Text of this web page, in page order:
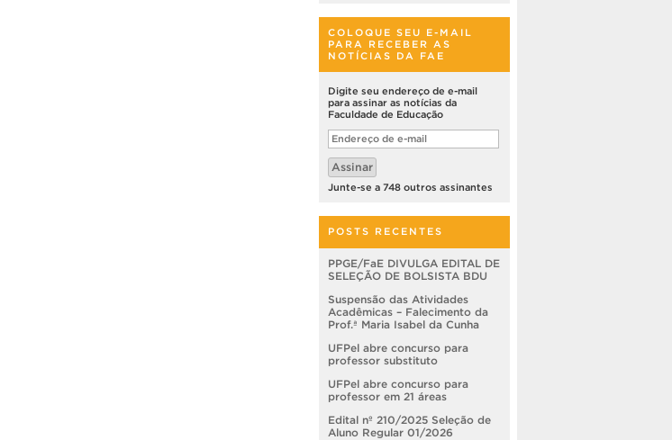
COLOQUE SEU E-MAIL
PARA RECEBER AS
NOTÍCIAS DA FAE
Digite seu endereço de e-mail
para assinar as notícias da
Faculdade de Educação
Endereço
de
e-
mail
Assinar
Junte-se a 748 outros assinantes
POSTS RECENTES
PPGE/FaE DIVULGA EDITAL DE
SELEÇÃO DE BOLSISTA BDU
Suspensão das Atividades
Acadêmicas – Falecimento da
Prof.ª Maria Isabel da Cunha
UFPel abre concurso para
professor substituto
UFPel abre concurso para
professor em 21 áreas
Edital nº 210/2025 Seleção de
Aluno Regular 01/2026